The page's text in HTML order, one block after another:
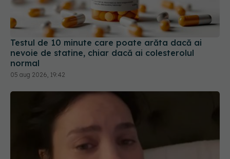
Testul de 10 minute care poate arăta dacă ai
nevoie de statine, chiar dacă ai colesterolul
normal
05 aug 2026, 19:42